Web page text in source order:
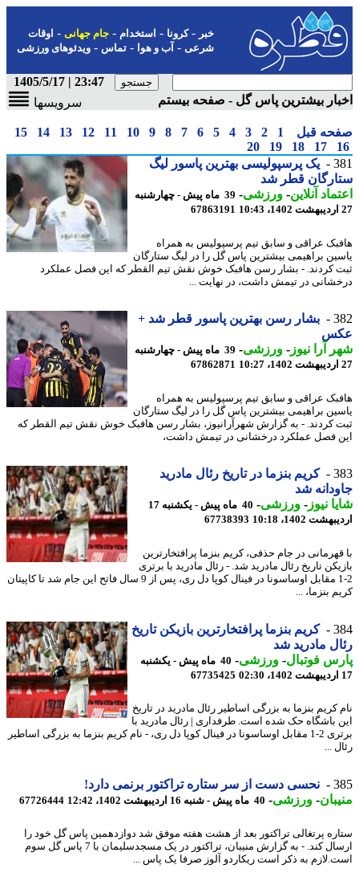
-کرونا-استخدام- جام جهانی-اوقات
شرعی-آب و هوا-تماس-ویدئوهای ورزشی
23:47 | 1405/5/17
بیشترین پاس گل - صفحه بیستم
سرویسها
قبل 1
2
3
4
5
6
7
8
9
10
11
12
13
14
15
17
18
19
20
یک پرسپولیسی بهترین پاسور لیگ
قطر شد
آنلاین-ورزشی-
39 ماه پیش - چهارشنبه
67863191
عراقی و سابق تیم پرسپولیس به همراه
براهیمی بیشترین پاس گل را در لیگ ستارگان
کردند. - بشار رسن هافبک خوش نقش تیم القطر که این فصل عملکرد
در تیمش داشت، در نهایت ...
بشار رسن بهترین پاسور قطر شد +
آرا نیوز-ورزشی-
39 ماه پیش - چهارشنبه
67862871
عراقی و سابق تیم پرسپولیس به همراه
براهیمی بیشترین پاس گل را در لیگ ستارگان
کردند. - به گزارش شهرآرانیوز، بشار رسن هافبک خوش نقش تیم القطر که
فصل عملکرد درخشانی در تیمش داشت،
کریم بنزما در تاریخ رئال مادرید
شد
نیوز-ورزشی-
40 ماه پیش - یکشنبه 17
1402، 10:18
67738393
در جام حذفی، کریم بنزما پرافتخارترین
تاریخ رئال مادرید شد. - رئال مادرید با برتری
2-1 مقابل اوساسونا در فینال کوپا دل ری، پس از 9 سال فاتح این جام شد تا کاپیتان
بنزما، ...
کریم بنزما پرافتخارترین بازیکن تاریخ
مادرید شد
فوتبال-ورزشی-
40 ماه پیش - یکشنبه
67735425
کریم بنزما به بزرگی اساطیر رئال مادرید در تاریخ
باشگاه حک شده است. طرفداری | رئال مادرید با
برتری 2-1 مقابل اوساسونا در فینال کوپا دل ری، - نام کریم بنزما به بزرگی اساطیر
...
نحسی دست از سر ستاره تراکتور برنمی دارد!
-ورزشی-40 ماه پیش - شنبه 16 اردیبهشت 1402، 12:42 67726444
پرتغالی تراکتور بعد از هشت هفته موفق شد دوازدهمین پاس گل خود را
ارسال کند. - به گزارش منیبان، تراکتور در یک مسجدسلیمان با 7 پاس گل سوم
به ذکر است ریکاردو آلوز صرفا یک پاس ...